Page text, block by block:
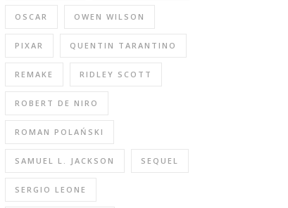
OSCAR OWEN WILSON
PIXAR QUENTIN TARANTINO
REMAKE RIDLEY SCOTT
ROBERT DE NIRO
ROMAN POLAŃSKI
SAMUEL L. JACKSON SEQUEL
SERGIO LEONE